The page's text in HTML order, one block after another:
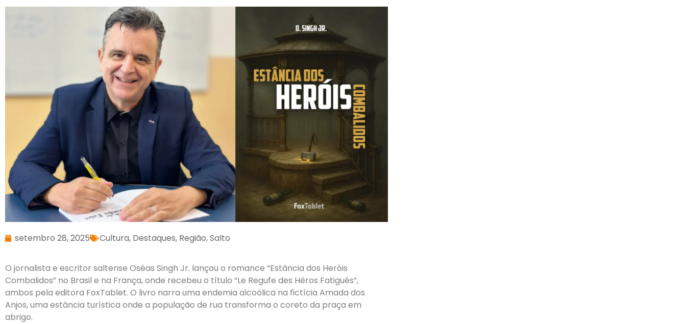
setembro 28, 2025 Cultura, Destaques, Região,Salto
O jornalista e escritor saltense Oséas Singh Jr. lançou o romance “Estância dos Heróis
Combalidos” no Brasil e na França, onde recebeu o título “Le Regufe des Héros Fatigués”,
ambos pela editora FoxTablet. O livro narra uma endemia alcoólica na fictícia Amada dos
Anjos, uma estância turística onde a população de rua transforma o coreto da praça em
abrigo.